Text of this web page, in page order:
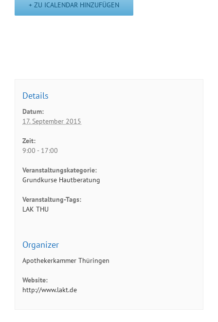
+ ZU ICALENDAR HINZUFÜGEN
Details
Datum:
17. September 2015
Zeit:
9:00 - 17:00
Veranstaltungskategorie:
Grundkurse Hautberatung
Veranstaltung-Tags:
LAK THU
Organizer
Apothekerkammer Thüringen
Website:
http://www.lakt.de